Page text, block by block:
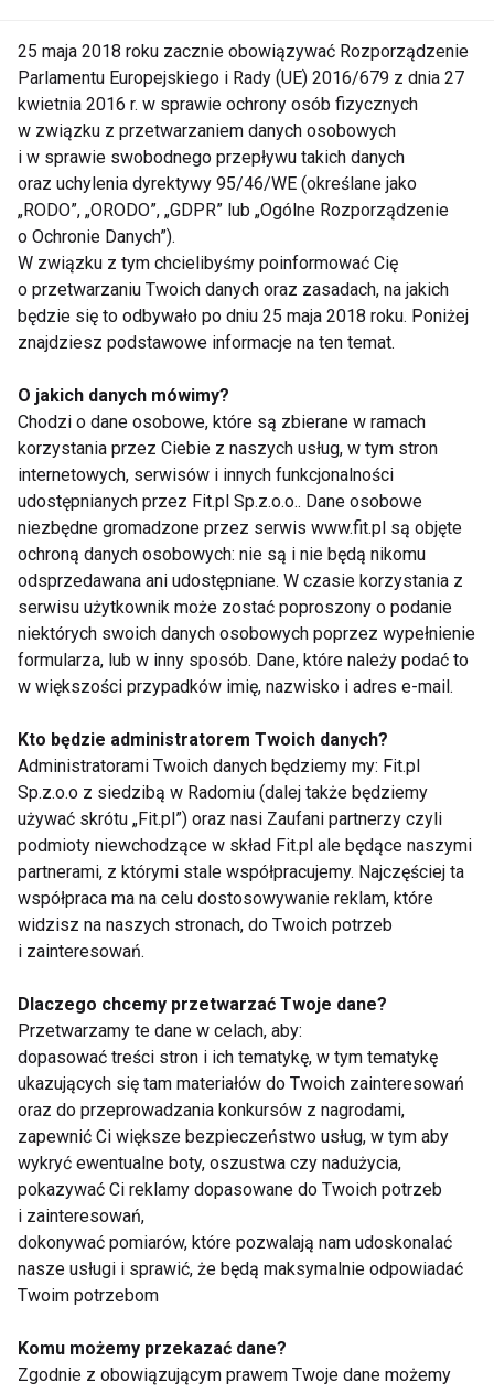
Wydarzenie
Słoneczne święto Kolonii s.34
Marketing
Sytuacje konfliktowe – jak sobie z nimi
radzić? cz. II s.40
Nasze ciało mówi s.72
Premiera
Zdrowe opalanie pod prysznicem s.44
Bioaktywna odzież fitness s.46
Diament wśród kabin s.49
Aranżacje
Gwiaździste niebo s.52
Relacje
Ze słońcem we włosach s.54
Święto ciała i ruchu s.56
Najlepszy kongres LNE & spa s.88
Podróż pełna niespodzianek s.90
Zdrowie
Nadmiar ciepła w kropli potu s.58
Jak wiele zależy od wody s.84
Energia ukryta w roślinach s.116
Prezentacje
Stworzona by być gwiazdą! s.62
Open Sky s.64
Pora na rollmasaż s.65
25 maja 2018 roku zacznie obowiązywać Rozporządzenie
Parlamentu Europejskiego i Rady (UE) 2016/679 z dnia 27
kwietnia 2016 r. w sprawie ochrony osób fizycznych
w związku z przetwarzaniem danych osobowych
i w sprawie swobodnego przepływu takich danych
oraz uchylenia dyrektywy 95/46/WE (określane jako
„RODO”, „ORODO”, „GDPR” lub „Ogólne Rozporządzenie
o Ochronie Danych”).
W związku z tym chcielibyśmy poinformować Cię
o przetwarzaniu Twoich danych oraz zasadach, na jakich
będzie się to odbywało po dniu 25 maja 2018 roku. Poniżej
znajdziesz podstawowe informacje na ten temat.
O jakich danych mówimy?
Chodzi o dane osobowe, które są zbierane w ramach
korzystania przez Ciebie z naszych usług, w tym stron
internetowych, serwisów i innych funkcjonalności
udostępnianych przez Fit.pl Sp.z.o.o.. Dane osobowe
niezbędne gromadzone przez serwis www.fit.pl są objęte
ochroną danych osobowych: nie są i nie będą nikomu
odsprzedawana ani udostępniane. W czasie korzystania z
serwisu użytkownik może zostać poproszony o podanie
niektórych swoich danych osobowych poprzez wypełnienie
formularza, lub w inny sposób. Dane, które należy podać to
w większości przypadków imię, nazwisko i adres e-mail.
Kto będzie administratorem Twoich danych?
Administratorami Twoich danych będziemy my: Fit.pl
Sp.z.o.o z siedzibą w Radomiu (dalej także będziemy
używać skrótu „Fit.pl”) oraz nasi Zaufani partnerzy czyli
podmioty niewchodzące w skład Fit.pl ale będące naszymi
partnerami, z którymi stale współpracujemy. Najczęściej ta
współpraca ma na celu dostosowywanie reklam, które
widzisz na naszych stronach, do Twoich potrzeb
i zainteresowań.
Dlaczego chcemy przetwarzać Twoje dane?
Przetwarzamy te dane w celach, aby:
dopasować treści stron i ich tematykę, w tym tematykę
ukazujących się tam materiałów do Twoich zainteresowań
oraz do przeprowadzania konkursów z nagrodami,
zapewnić Ci większe bezpieczeństwo usług, w tym aby
wykryć ewentualne boty, oszustwa czy nadużycia,
pokazywać Ci reklamy dopasowane do Twoich potrzeb
i zainteresowań,
dokonywać pomiarów, które pozwalają nam udoskonalać
nasze usługi i sprawić, że będą maksymalnie odpowiadać
Twoim potrzebom
Komu możemy przekazać dane?
Zgodnie z obowiązującym prawem Twoje dane możemy